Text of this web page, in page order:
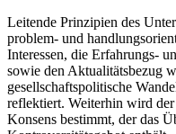
Leitende Prinzipien des
problem- und
Interessen, die Erfahrungs-
sowie den Aktualitätsbezug
gesellschaftspolitische
reflektiert. Weiterhin wird
Konsens bestimmt, der das